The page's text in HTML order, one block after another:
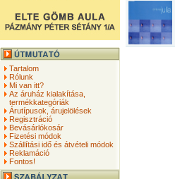
Tartalom
Rólunk
Mi van itt?
Az áruház kialakítása,
termékkategóriák
Árutípusok, árujelölések
Regisztráció
Bevásárlókosár
Fizetési módok
Szállítási idő és átvételi módok
Reklamáció
Fontos!